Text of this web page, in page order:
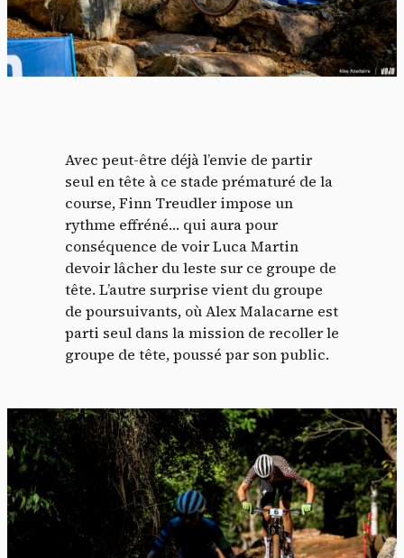
Avec peut-être déjà l’envie de partir
seul en tête à ce stade prématuré de la
course, Finn Treudler impose un
rythme effréné… qui aura pour
conséquence de voir Luca Martin
devoir lâcher du leste sur ce groupe de
tête. L’autre surprise vient du groupe
de poursuivants, où Alex Malacarne est
parti seul dans la mission de recoller le
groupe de tête, poussé par son public.